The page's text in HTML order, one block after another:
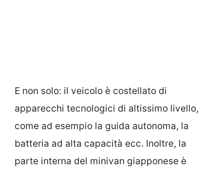
E non solo: il veicolo è costellato di
apparecchi tecnologici di altissimo livello,
come ad esempio la guida autonoma, la
batteria ad alta capacità ecc. Inoltre, la
parte interna del minivan giapponese è